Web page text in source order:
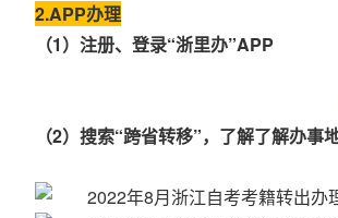
2.APP办理
（1）注册、登录“浙里办”APP
（2）搜索“跨省转移”，了解了解办